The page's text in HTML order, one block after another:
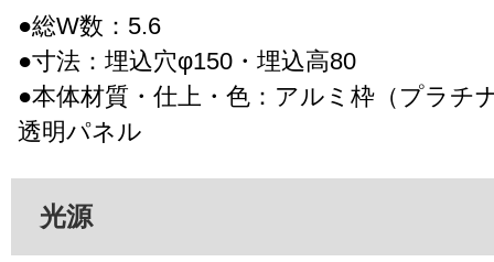
●総W数：5.6
●寸法：埋込穴φ150・埋込高80
●本体材質・仕上・色：アルミ枠（プラチ
透明パネル
光源